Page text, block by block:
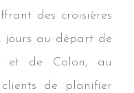
des croisières
jours au départ de
et de Colon, au
de planifier